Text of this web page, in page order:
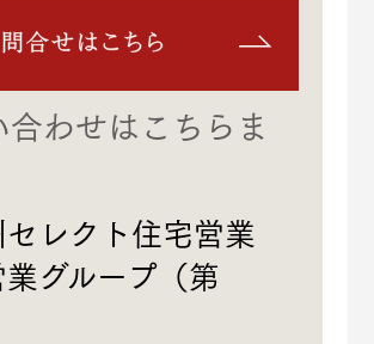
わせはこちらま
レクト住宅営業
グループ（第